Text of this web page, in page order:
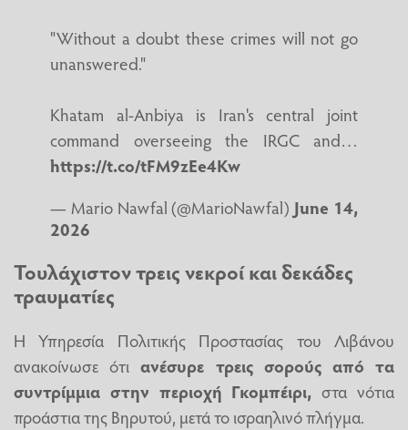
"Without a doubt these crimes will not go
unanswered."
Khatam al-Anbiya is Iran's central joint
command overseeing the IRGC and…
https://t.co/tFM9zEe4Kw
— Mario Nawfal (@MarioNawfal) June 14,
2026
Τουλάχιστον τρεις νεκροί και δεκάδες
τραυματίες
Η Υπηρεσία Πολιτικής Προστασίας του Λιβάνου
ανακοίνωσε ότιανέσυρε τρεις σορούς από τα
συντρίμμια στην περιοχή Γκομπέιρι, στα νότια
προάστια της Βηρυτού, μετά το ισραηλινό πλήγμα.